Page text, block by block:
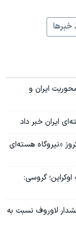
ایران و
ایران خبر داد
«نیروگاه هسته‌ای
گروسی:
لاوروف نسبت به